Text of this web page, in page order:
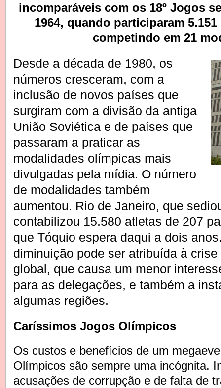
incomparáveis com os 18º Jogos
1964, quando participaram
competindo em 21
Desde a década de 1980, os
números cresceram, com a
inclusão de novos países que
surgiram com a divisão da antiga
União Soviética e de países que
passaram a praticar as
modalidades olímpicas mais
divulgadas pela mídia. O número
de modalidades também
aumentou. Rio de Janeiro, que
contabilizou 15.580 atletas de 207
que Tóquio espera daqui a dois
diminuição pode ser atribuída à
global, que causa um menor
para as delegações, e também a
algumas regiões.
Caríssimos Jogos Olímpicos
Os custos e benefícios de um
Olímpicos são sempre uma incógnita.
acusações de corrupção e de falta de